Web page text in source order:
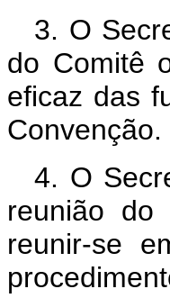
3. O
do Comitê
eficaz das
Convenção.
4. O
reunião do
reunir-se